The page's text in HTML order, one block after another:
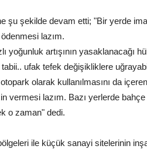
şu şekilde devam etti; "Bir yerde
lazım.
yoğunluk artışının yasaklanacağı
tabii.. ufak tefek değişikliklere
olarak kullanılmasını da
vermesi lazım. Bazı yerlerde
o zaman" dedi.
ile küçük sanayi sitelerinin